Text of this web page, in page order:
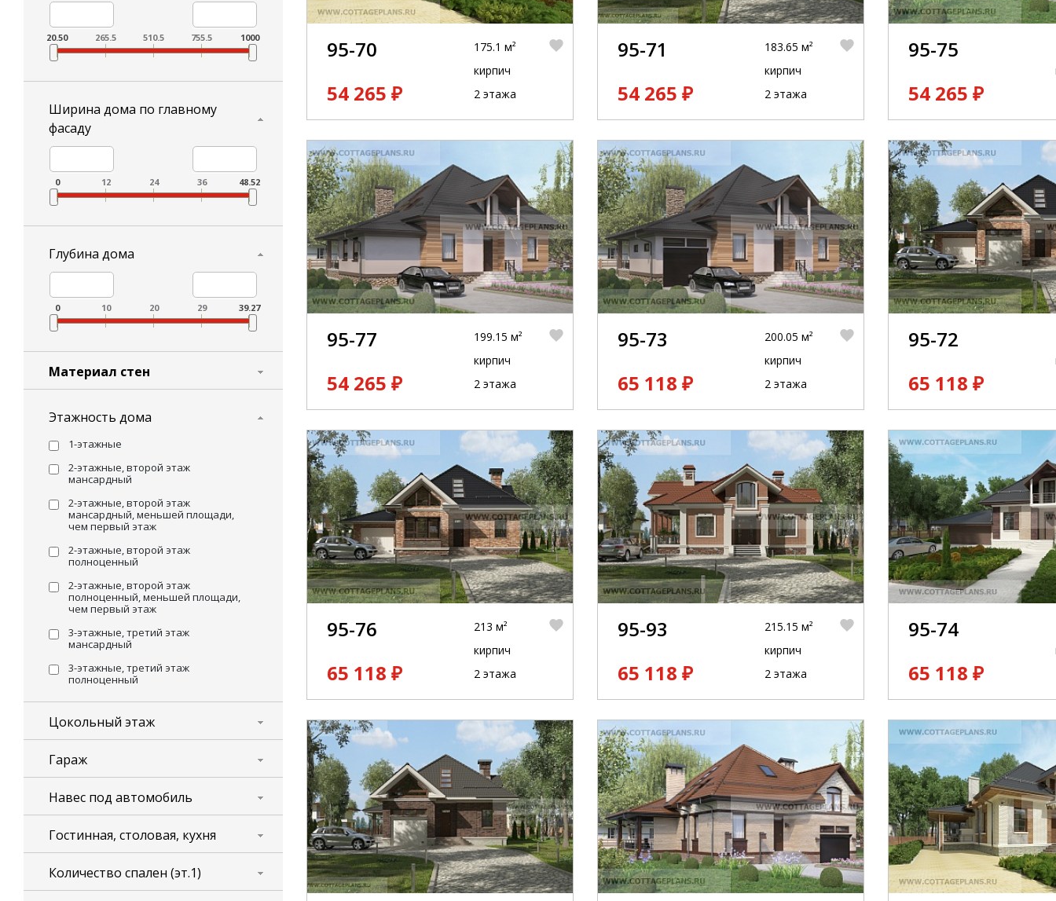
20.50 265.5 510.5 755.5 1000
Ширина дома по главному
фасаду
0 12 24 36 48.52
Глубина дома
0 10 20 29 39.27
Материал стен
Этажность дома
1-этажные
2-этажные, второй этаж
мансардный
2-этажные, второй этаж
мансардный, меньшей площади,
чем первый этаж
2-этажные, второй этаж
полноценный
2-этажные, второй этаж
полноценный, меньшей площади,
чем первый этаж
3-этажные, третий этаж
мансардный
3-этажные, третий этаж
полноценный
Цокольный этаж
Гараж
Навес под автомобиль
Гостинная, столовая, кухня
Количество спален (эт.1)
95-70
54 265 ₽
175.1 м²
кирпич
2 этажа
95-71
54 265 ₽
183.65 м²
кирпич
2 этажа
95-75
54 265 ₽
95-77
54 265 ₽
199.15 м²
кирпич
2 этажа
95-73
65 118 ₽
200.05 м²
кирпич
2 этажа
95-72
65 118 ₽
95-76
65 118 ₽
213 м²
кирпич
2 этажа
95-93
65 118 ₽
215.15 м²
кирпич
2 этажа
95-74
65 118 ₽